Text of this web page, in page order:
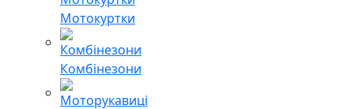
Мотокуртки
Комбінезони